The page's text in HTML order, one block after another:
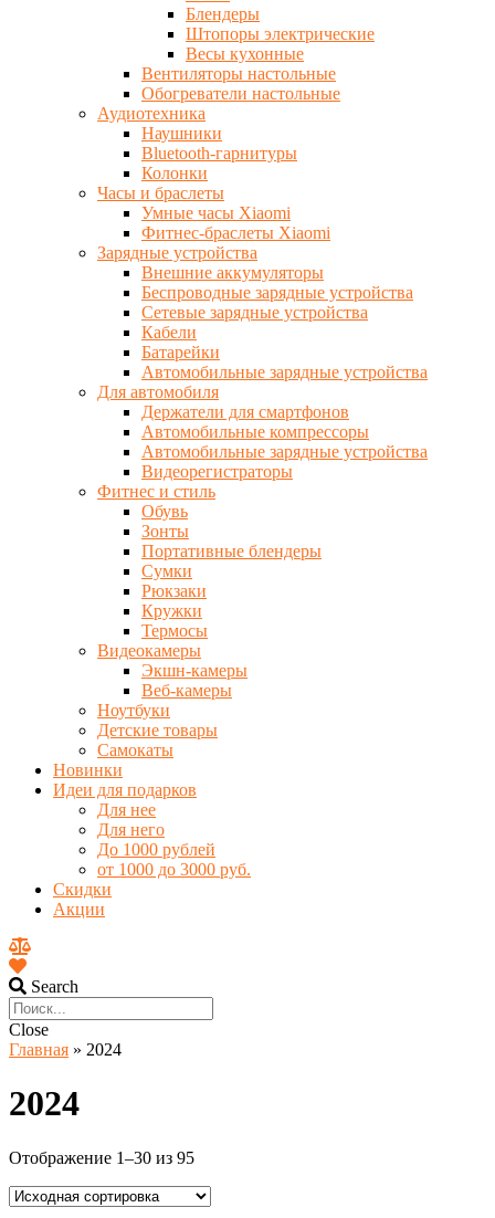
Блендеры
Штопоры электрические
Весы кухонные
Вентиляторы настольные
Обогреватели настольные
Аудиотехника
Наушники
Bluetooth-гарнитуры
Колонки
Часы и браслеты
Умные часы Xiaomi
Фитнес-браслеты Xiaomi
Зарядные устройства
Внешние аккумуляторы
Беспроводные зарядные устройства
Сетевые зарядные устройства
Кабели
Батарейки
Автомобильные зарядные устройства
Для автомобиля
Держатели для смартфонов
Автомобильные компрессоры
Автомобильные зарядные устройства
Видеорегистраторы
Фитнес и стиль
Обувь
Зонты
Портативные блендеры
Сумки
Рюкзаки
Кружки
Термосы
Видеокамеры
Экшн-камеры
Веб-камеры
Ноутбуки
Детские товары
Самокаты
Новинки
Идеи для подарков
Для нее
Для него
До 1000 рублей
от 1000 до 3000 руб.
Скидки
Акции
Search
Close
Главная » 2024
2024
Отображение 1–30 из 95